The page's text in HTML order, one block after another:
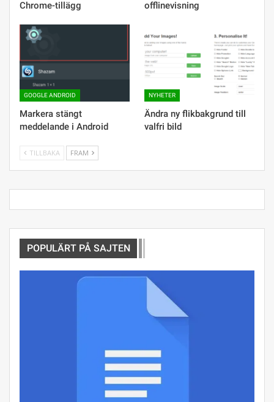
Chrome-tillägg offlinevisning
GOOGLE ANDROID
Markera stängt
meddelande i Android
NYHETER
Ändra ny flikbakgrund till
valfri bild
TILLBAKA FRAM
POPULÄRT PÅ SAJTEN